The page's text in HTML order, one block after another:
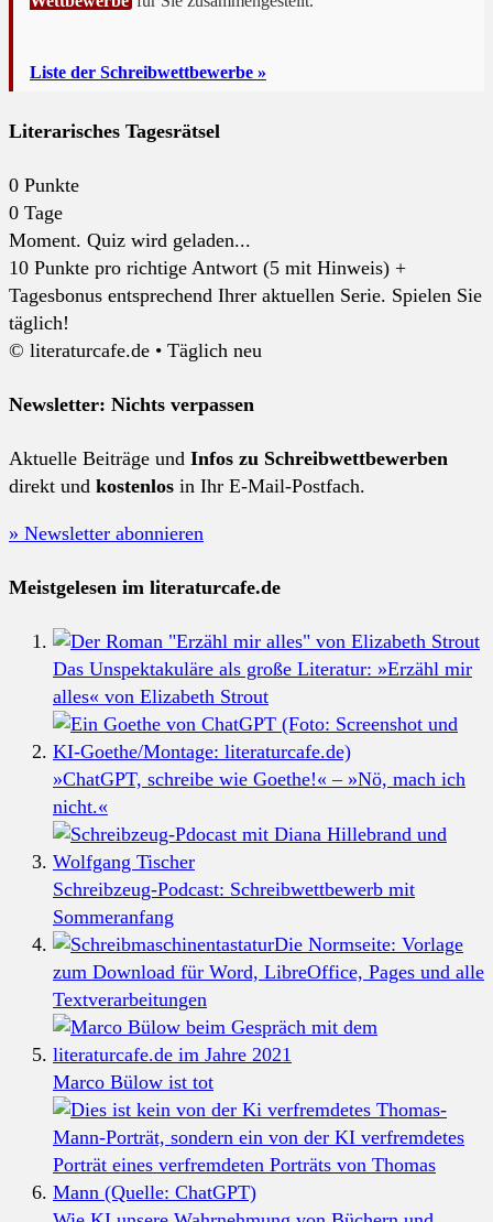
Liste der Schreibwettbewerbe »
Literarisches Tagesrätsel
0 Punkte
0 Tage
Moment. Quiz wird geladen...
10 Punkte pro richtige Antwort (5 mit Hinweis) +
Tagesbonus entsprechend Ihrer aktuellen Serie. Spielen Sie
täglich!
© literaturcafe.de • Täglich neu
Newsletter: Nichts verpassen
Aktuelle Beiträge und Infos zu Schreibwettbewerben
direkt und kostenlos in Ihr E-Mail-Postfach.
» Newsletter abonnieren
Meistgelesen im literaturcafe.de
Das Unspektakuläre als große Literatur: »Erzähl mir
alles« von Elizabeth Strout
»ChatGPT, schreibe wie Goethe!« – »Nö, mach ich
nicht.«
Schreibzeug-Podcast: Schreibwettbewerb mit
Sommeranfang
Die Normseite: Vorlage
zum Download für Word, LibreOffice, Pages und alle
Textverarbeitungen
Marco Bülow ist tot